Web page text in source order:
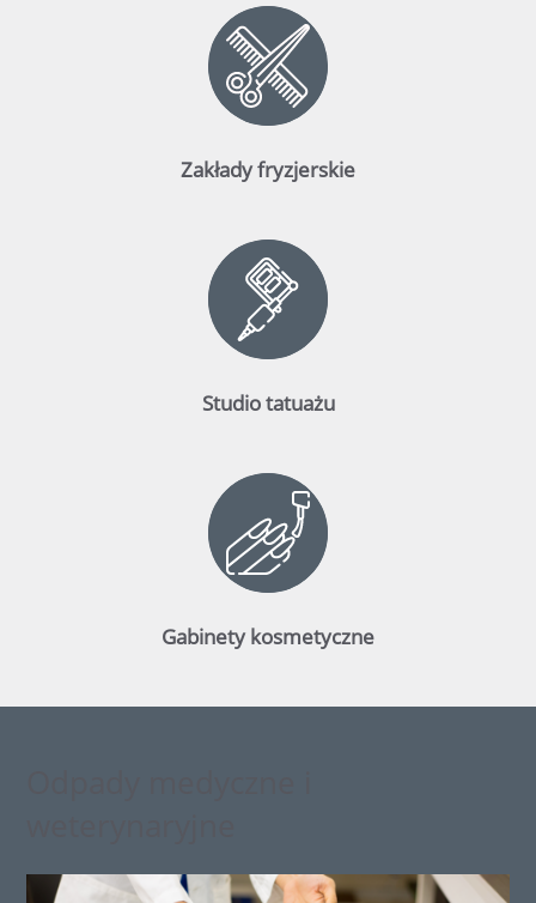
Zakłady fryzjerskie
Studio tatuażu
Gabinety kosmetyczne